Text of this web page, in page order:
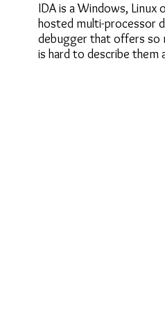
IDA is a Windows, Linux
hosted multi-processor
debugger that offers so
is hard to describe them